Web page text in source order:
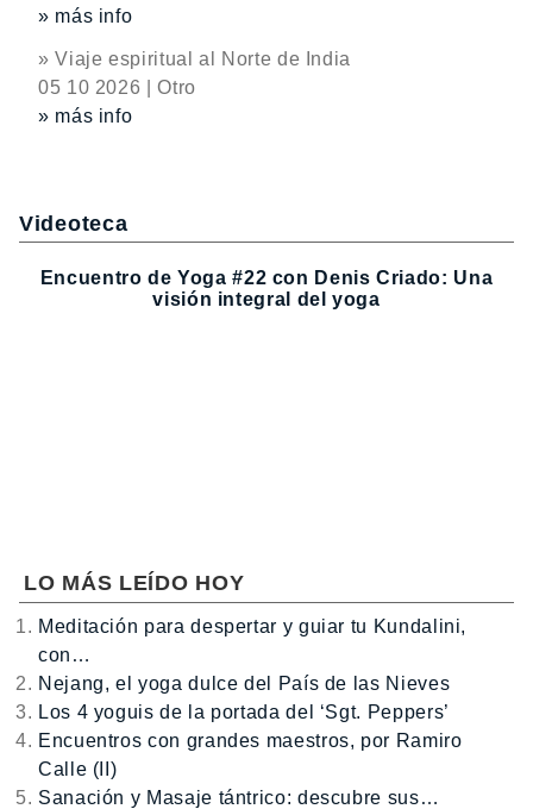
» más info
» Viaje espiritual al Norte de India
05 10 2026 | Otro
» más info
Videoteca
Encuentro de Yoga #22 con Denis Criado: Una
visión integral del yoga
LO MÁS LEÍDO HOY
Meditación para despertar y guiar tu Kundalini,
con…
Nejang, el yoga dulce del País de las Nieves
Los 4 yoguis de la portada del ‘Sgt. Peppers’
Encuentros con grandes maestros, por Ramiro
Calle (II)
Sanación y Masaje tántrico: descubre sus…